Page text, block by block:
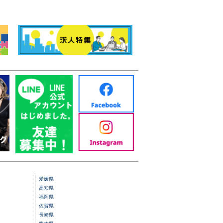
愛媛県
高知県
福岡県
佐賀県
長崎県